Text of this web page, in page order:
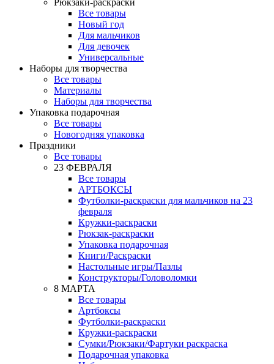
Рюкзаки-раскраски
Все товары
Новый год
Для мальчиков
Для девочек
Универсальные
Наборы для творчества
Все товары
Материалы
Наборы для творчества
Упаковка подарочная
Все товары
Новогодняя упаковка
Праздники
Все товары
23 ФЕВРАЛЯ
Все товары
АРТБОКСЫ
Футболки-раскраски для мальчиков на 23
февраля
Кружки-раскраски
Рюкзак-раскраски
Упаковка подарочная
Книги/Раскраски
Настольные игры/Пазлы
Конструкторы/Головоломки
8 МАРТА
Все товары
Артбоксы
Футболки-раскраски
Кружки-раскраски
Сумки/Рюкзаки/Фартуки раскраска
Подарочная упаковка